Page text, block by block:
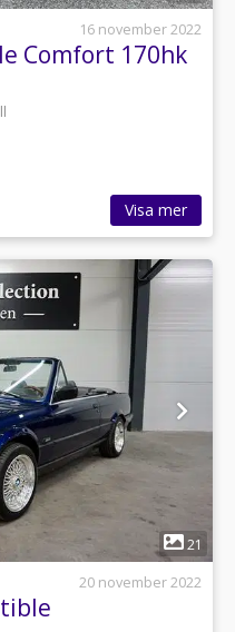
16 november 2022
Comfort 170hk
Visa mer
21
20 november 2022